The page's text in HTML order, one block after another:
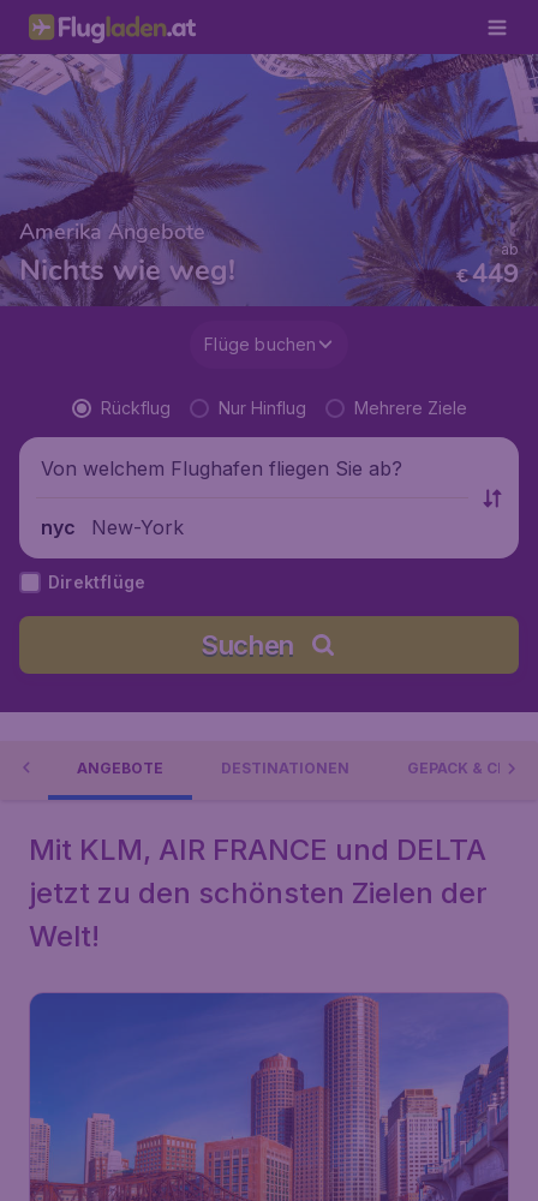
Amerika Angebote
Nichts wie weg! €449
ab
Flüge buchen
Rückflug Nur Hinflug Mehrere Ziele
Von welchem Flughafen fliegen Sie ab?
nyc New-York
Direktflüge
Suchen
ANGEBOTE DESTINATIONEN GEPÄCK &
Mit KLM, AIR FRANCE und DELTA
jetzt zu den schönsten Zielen der
Welt!